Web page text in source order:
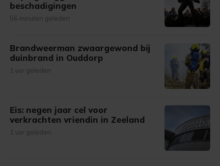
beschadigingen
56 minuten geleden
Brandweerman zwaargewond bij
duinbrand in Ouddorp
1 uur geleden
Eis: negen jaar cel voor
verkrachten vriendin in Zeeland
1 uur geleden